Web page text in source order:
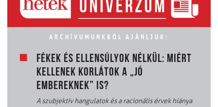
ARCHÍVUMUNKBÓL AJÁNLJUK:
FÉKEK ÉS ELLENSÚLYOK NÉLKÜL: MIÉRT
KELLENEK KORLÁTOK A „JÓ
EMBEREKNEK” IS?
A szubjektív hangulatok és a racionális érvek hiánya